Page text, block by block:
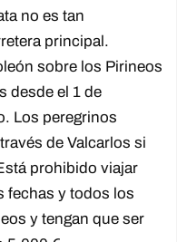
no es tan
principal.
sobre los Pirineos
desde el 1 de
Los peregrinos
de Valcarlos si
prohibido viajar
fechas y todos los
y tengan que ser